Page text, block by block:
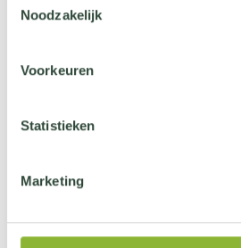
jehier.
Noodzakelijk
Voorkeuren
Statistieken
Marketing